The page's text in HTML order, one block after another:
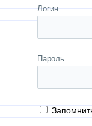
Логин
Пароль